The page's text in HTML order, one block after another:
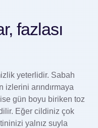
fazlası
yeterlidir. Sabah
arındırmaya
gün boyu biriken toz
Eğer cildiniz çok
yalnız suyla